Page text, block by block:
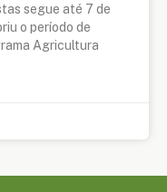
segue até 7 de
o período de
Agricultura